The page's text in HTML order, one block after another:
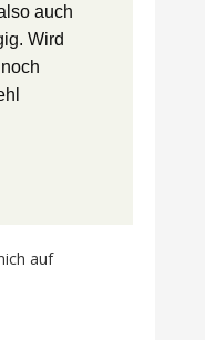
auch
Wird
auf